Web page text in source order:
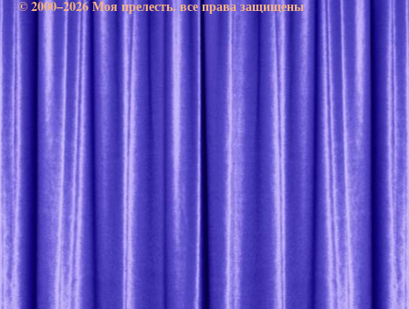
© 2000–2026 Моя прелесть. все права защищены